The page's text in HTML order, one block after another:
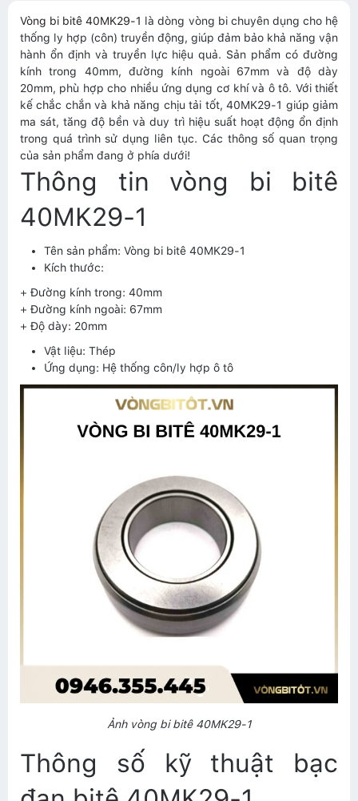
Vòng bi bitê 40MK29-1 là dòng vòng bi chuyên dụng cho hệ
thống ly hợp (côn) truyền động, giúp đảm bảo khả năng vận
hành ổn định và truyền lực hiệu quả. Sản phẩm có đường
kính trong 40mm, đường kính ngoài 67mm và độ dày
20mm, phù hợp cho nhiều ứng dụng cơ khí và ô tô. Với thiết
kế chắc chắn và khả năng chịu tải tốt, 40MK29-1 giúp giảm
ma sát, tăng độ bền và duy trì hiệu suất hoạt động ổn định
trong quá trình sử dụng liên tục. Các thông số quan trọng
của sản phẩm đang ở phía dưới!
Thông tin vòng bi bitê
40MK29-1
Tên sản phẩm: Vòng bi bitê 40MK29-1
Kích thước:
+ Đường kính trong: 40mm
+ Đường kính ngoài: 67mm
+ Độ dày: 20mm
Vật liệu: Thép
Ứng dụng: Hệ thống côn/ly hợp ô tô
Ảnh vòng bi bitê 40MK29-1
Thông số kỹ thuật bạc